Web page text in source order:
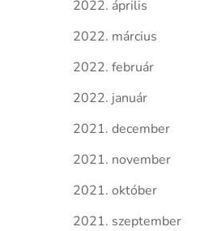
2022. április
2022. március
2022. február
2022. január
2021. december
2021. november
2021. október
2021. szeptember